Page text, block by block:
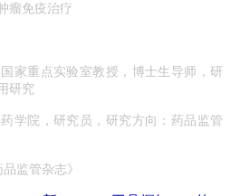
瘤免疫治疗
家重点实验室教授，博士生导师，研
研究
学院，研究员，研究方向：药品监管
监管杂志》